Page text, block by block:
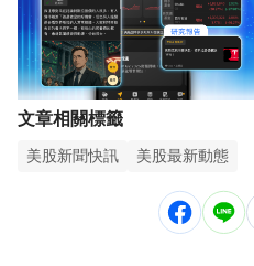
文章相關標籤
美股新聞快訊 美股最新動態